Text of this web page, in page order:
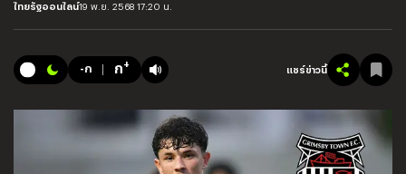
ไทยรัฐออนไลน์19 พ.ย. 2568 17:20 น.
-ก ก+ แชร์ข่าวนี้